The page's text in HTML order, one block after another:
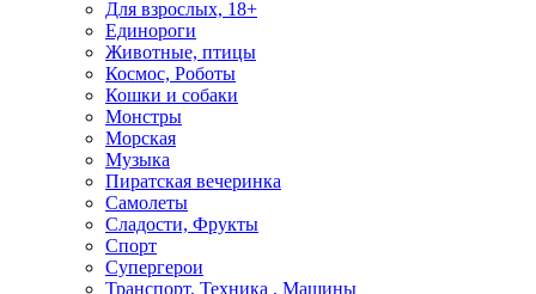
Для взрослых, 18+
Единороги
Животные, птицы
Космос, Роботы
Кошки и собаки
Монстры
Морская
Музыка
Пиратская вечеринка
Самолеты
Сладости, Фрукты
Спорт
Супергерои
Транспорт, Техника , Машины